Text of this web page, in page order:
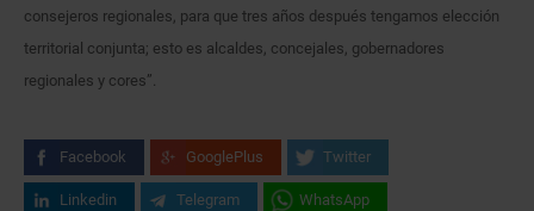
consejeros regionales, para que tres años después tengamos elección
territorial conjunta; esto es alcaldes, concejales, gobernadores
regionales y cores”.
Facebook GooglePlus Twitter
Linkedin Telegram WhatsApp